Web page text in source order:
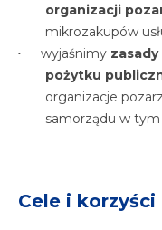
organizacji
mikrozakupów
wyjaśnimy
pożytku
organizacje
samorządu w tym
Cele i korzyści